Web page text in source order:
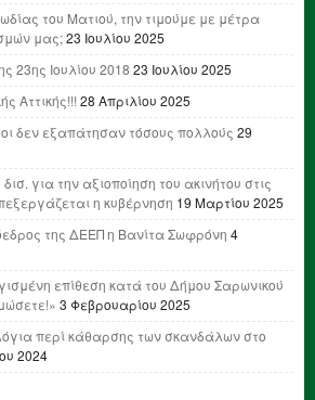
του Ματιού, την τιμούμε με μέτρα
μας;23 Ιουλίου 2025
23ης Ιουλίου 2018 23 Ιουλίου 2025
Αττικής!!! 28 Απριλίου 2025
δεν εξαπάτησαν τόσους πολλούς 29
για την αξιοποίηση του ακινήτου στις
η κυβέρνηση 19 Μαρτίου 2025
της ΔΕΕΠ η Βανίτα Σωφρόνη 4
επίθεση κατά του Δήμου Σαρωνικού
3 Φεβρουαρίου 2025
περί κάθαρσης των σκανδάλων στο
2024